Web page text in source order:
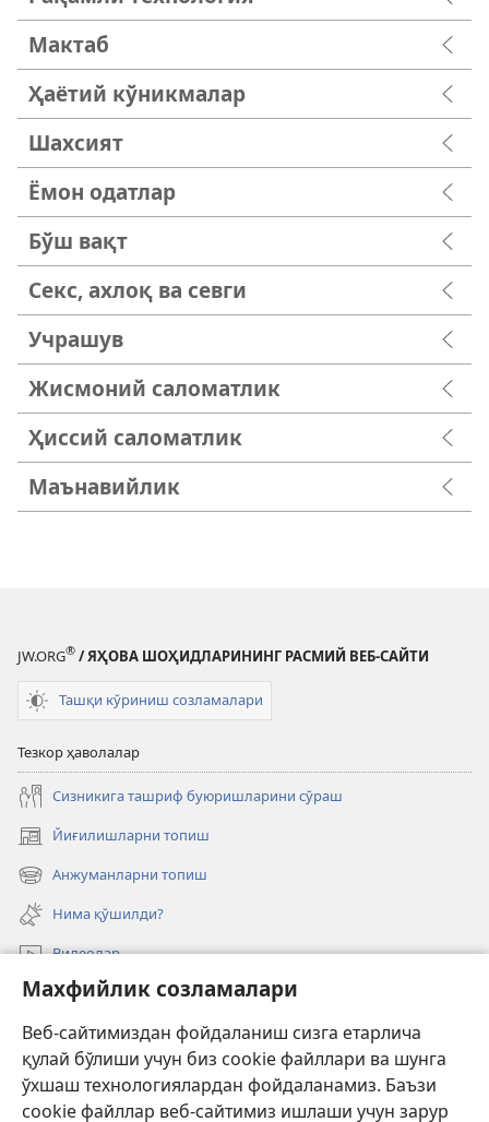
Махфийлик созламалари
Веб-сайтимиздан фойдаланиш сизга етарлича
қулай бўлиши учун биз cookie файллари ва шунга
ўхшаш технологиялардан фойдаланамиз. Баъзи
cookie файллар веб-сайтимиз ишлаши учун зарур
Мактаб
Ҳаётий кўникмалар
Шахсият
Ёмон одатлар
Бўш вақт
Секс, ахлоқ ва севги
Учрашув
Жисмоний саломатлик
Ҳиссий саломатлик
Маънавийлик
JW.ORG® / ЯҲОВА ШОҲИДЛАРИНИНГ РАСМИЙ ВЕБ-САЙТИ
Ташқи кўриниш созламалари
Тезкор ҳаволалар
Сизникига ташриф буюришларини сўраш
Йиғилишларни топиш
(янги
ойнада
очилади)
Анжуманларни топиш
(янги
ойнада
очилади)
Нима қўшилди?
Видеолар
Излаш
Давлат амалдорлари учун маълумот
Ёрдам